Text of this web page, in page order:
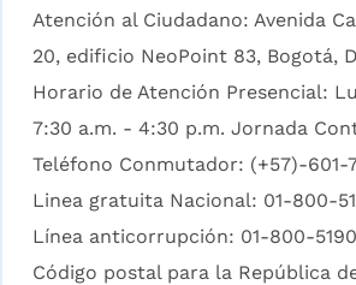
Atención al Ciudadano: Avenida
20, edificio NeoPoint 83, Bogotá,
Horario de Atención Presencial:
7:30 a.m. - 4:30 p.m. Jornada
Teléfono Conmutador: (+57)-601-
Linea gratuita Nacional: 01-800-
Línea anticorrupción: 01-800-
Código postal para la República